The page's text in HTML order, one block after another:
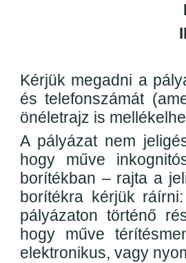
Kérjük megadni a
és telefonszámát
önéletrajz is
A pályázat nem
hogy műve
borítékban – rajta a
borítékra kérjük
pályázaton történő
hogy műve
elektronikus, vagy